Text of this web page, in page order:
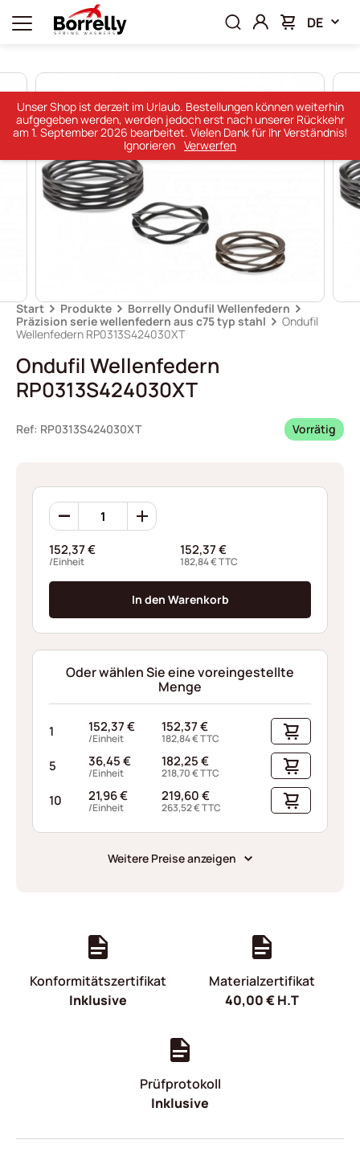
DE
Start Produkte
Borrelly Ondufil Wellenfedern
Präzision serie wellenfedern aus c75 typ stahl
Ondufil
Wellenfedern RP0313S424030XT
Ondufil Wellenfedern
RP0313S424030XT
Ref: RP0313S424030XT Vorrätig
Ondufil
Wellenfedern
Menge
152,37€
/Einheit
152,37€
182,84€TTC
In den Warenkorb
Oder wählen Sie eine voreingestellte
Menge
1 152,37€
/Einheit
152,37€
182,84€TTC
5 36,45€
/Einheit
182,25€
218,70€TTC
10 21,96€
/Einheit
219,60€
263,52€TTC
Weitere Preise anzeigen
Konformitätszertifikat
Inklusive
Materialzertifikat
40,00€H.T
Prüfprotokoll
Inklusive
Unser Shop ist derzeit im Urlaub. Bestellungen können weiterhin
aufgegeben werden, werden jedoch erst nach unserer Rückkehr
am 1. September 2026 bearbeitet. Vielen Dank für Ihr Verständnis!
Ignorieren Verwerfen